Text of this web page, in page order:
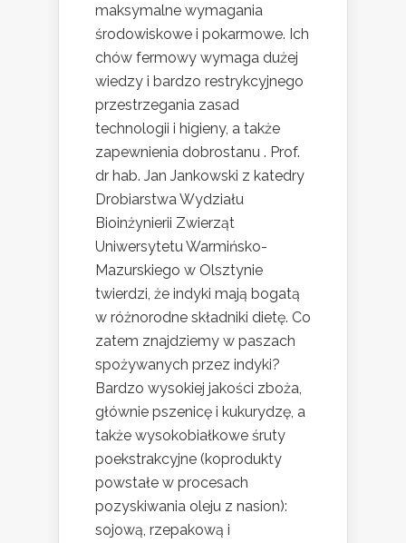
maksymalne wymagania
środowiskowe i pokarmowe. Ich
chów fermowy wymaga dużej
wiedzy i bardzo restrykcyjnego
przestrzegania zasad
technologii i higieny, a także
zapewnienia dobrostanu . Prof.
dr hab. Jan Jankowski z katedry
Drobiarstwa Wydziału
Bioinżynierii Zwierząt
Uniwersytetu Warmińsko-
Mazurskiego w Olsztynie
twierdzi, że indyki mają bogatą
w różnorodne składniki dietę. Co
zatem znajdziemy w paszach
spożywanych przez indyki?
Bardzo wysokiej jakości zboża,
głównie pszenicę i kukurydzę, a
także wysokobiałkowe śruty
poekstrakcyjne (koprodukty
powstałe w procesach
pozyskiwania oleju z nasion):
sojową, rzepakową i